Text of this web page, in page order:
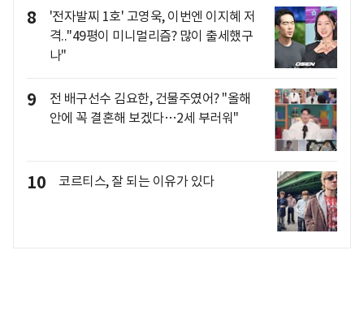
8
'전자발찌 1호' 고영욱, 이번엔 이지혜 저
격.."49평이 미니멀리즘? 많이 출세했구
나"
9
전 배구선수 김요한, 건물주였어? "올해
안에 꼭 결혼해 보겠다…2세 부러워"
10 코르티스, 잘 되는 이유가 있다